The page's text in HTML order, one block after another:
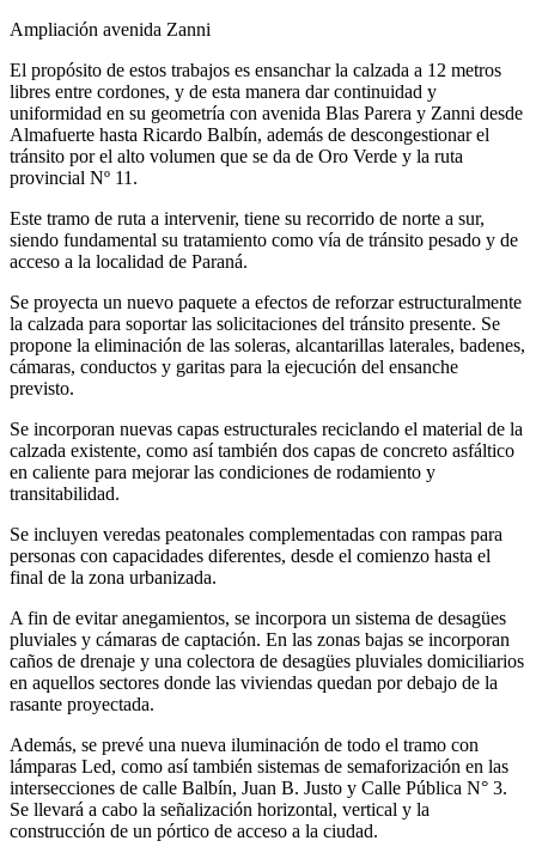
Ampliación avenida Zanni
El propósito de estos trabajos es ensanchar la calzada a 12 metros
libres entre cordones, y de esta manera dar continuidad y
uniformidad en su geometría con avenida Blas Parera y Zanni desde
Almafuerte hasta Ricardo Balbín, además de descongestionar el
tránsito por el alto volumen que se da de Oro Verde y la ruta
provincial Nº 11.
Este tramo de ruta a intervenir, tiene su recorrido de norte a sur,
siendo fundamental su tratamiento como vía de tránsito pesado y de
acceso a la localidad de Paraná.
Se proyecta un nuevo paquete a efectos de reforzar estructuralmente
la calzada para soportar las solicitaciones del tránsito presente. Se
propone la eliminación de las soleras, alcantarillas laterales, badenes,
cámaras, conductos y garitas para la ejecución del ensanche
previsto.
Se incorporan nuevas capas estructurales reciclando el material de la
calzada existente, como así también dos capas de concreto asfáltico
en caliente para mejorar las condiciones de rodamiento y
transitabilidad.
Se incluyen veredas peatonales complementadas con rampas para
personas con capacidades diferentes, desde el comienzo hasta el
final de la zona urbanizada.
A fin de evitar anegamientos, se incorpora un sistema de desagües
pluviales y cámaras de captación. En las zonas bajas se incorporan
caños de drenaje y una colectora de desagües pluviales domiciliarios
en aquellos sectores donde las viviendas quedan por debajo de la
rasante proyectada.
Además, se prevé una nueva iluminación de todo el tramo con
lámparas Led, como así también sistemas de semaforización en las
intersecciones de calle Balbín, Juan B. Justo y Calle Pública N° 3.
Se llevará a cabo la señalización horizontal, vertical y la
construcción de un pórtico de acceso a la ciudad.